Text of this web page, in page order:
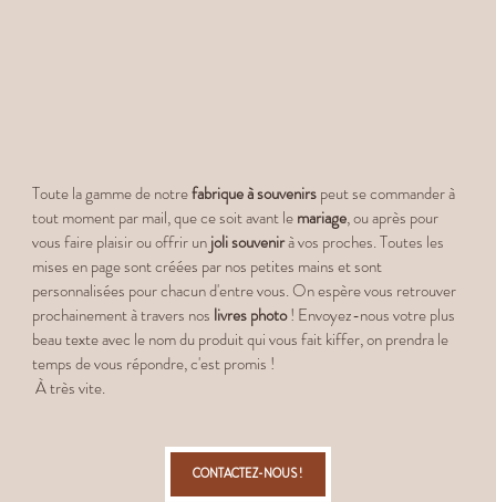
Toute la gamme de notrefabrique à souvenirspeut se commander à
tout moment par mail, que ce soit avant lemariage, ou après pour
vous faire plaisir ou offrir unjoli souvenirà vos proches. Toutes les
mises en page sont créées par nos petites mains et sont
personnalisées pour chacun d'entre vous. On espère vous retrouver
prochainement à travers nos livres photo! Envoyez-nous votre plus
beau texte avec le nom du produit qui vous fait kiffer, on prendra le
temps de vous répondre, c'est promis !
À très vite.
CONTACTEZ-NOUS !